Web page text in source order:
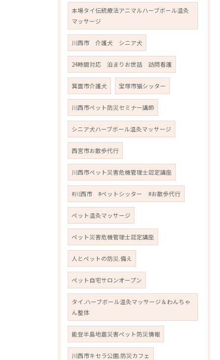
本場タイ伝統療法アニマルハーブボール温灸
マッサージ
川西市 介護犬 シニア犬
24時間対応 泊まりお世話 訪問看護
箕面市介護犬 宝塚市猫シッター
川西市ペット防災セミナー講師
シニア犬ハーブボール温灸マッサージ
西宮市お散歩代行
川西市ペット災害危機管理士認定講座
#川西市 #ペットシッター #お散歩代行
ペット温灸マッサージ
ペット災害危機管理士認定講座
人とペットの防災.備え
ペット自宅サロンオープン
タイ.ハーブボール温灸マッサージ＆わんちゃ
ん整体
能登半島地震災害ペット防災情報
川西市キセラ公園.防災カフェ